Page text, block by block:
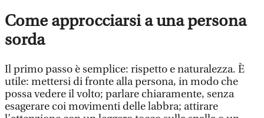
Come approcciarsi a una persona
sorda
Il primo passo è semplice: rispetto e naturalezza. È
utile: mettersi di fronte alla persona, in modo che
possa vedere il volto; parlare chiaramente, senza
esagerare coi movimenti delle labbra; attirare